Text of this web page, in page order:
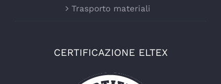
Trasporto materiali
CERTIFICAZIONE ELTEX